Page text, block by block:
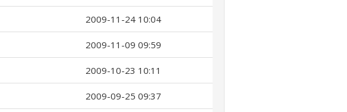
2009-11-24 10:04
2009-11-09 09:59
2009-10-23 10:11
2009-09-25 09:37